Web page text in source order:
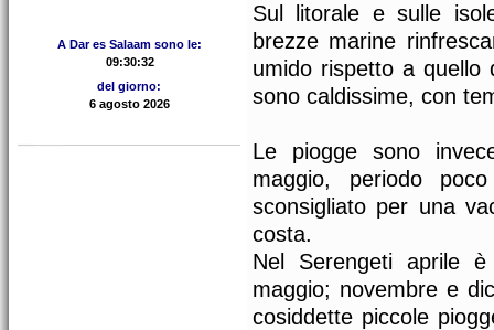
A Dar es Salaam sono le:
del giorno:
Sul litorale e sulle
brezze marine
umido rispetto a quello
sono caldissime, con
Le piogge sono
maggio, periodo
sconsigliato per una
costa.
Nel Serengeti aprile
maggio; novembre e
cosiddette piccole